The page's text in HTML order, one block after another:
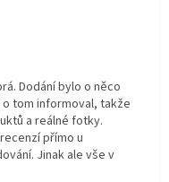
5 hvězdiček.
Dodání bylo o něco
tom informoval, takže
a reálné fotky.
přímo u
Jinak ale vše v